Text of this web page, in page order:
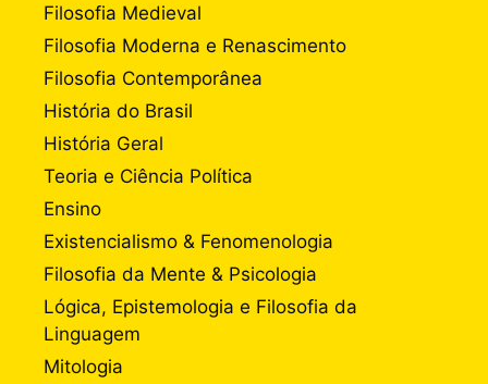
Filosofia Medieval
Filosofia Moderna e Renascimento
Filosofia Contemporânea
História do Brasil
História Geral
Teoria e Ciência Política
Ensino
Existencialismo & Fenomenologia
Filosofia da Mente & Psicologia
Lógica, Epistemologia e Filosofia da
Linguagem
Mitologia